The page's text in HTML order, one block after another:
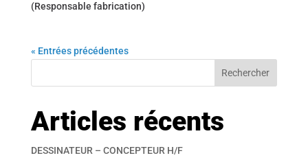
(Responsable fabrication)
« Entrées précédentes
Articles récents
DESSINATEUR – CONCEPTEUR H/F